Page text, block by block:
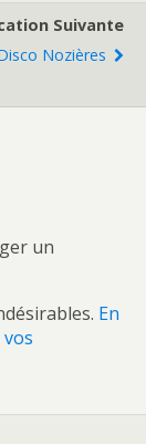
Suivante
Nozières
un
En